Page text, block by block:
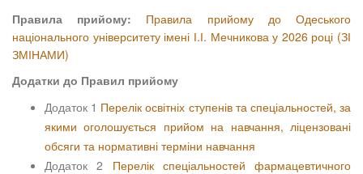
Правила прийому:
Правила прийому до Одеського
національного університету імені І.І. Мечникова у 2026 році (ЗІ
ЗМІНАМИ)
Додатки до Правил прийому
Додаток 1 Перелік освітніх ступенів та спеціальностей, за
якими оголошується прийом на навчання, ліцензовані
обсяги та нормативні терміни навчання
Додаток 2 Перелік спеціальностей фармацевтичного